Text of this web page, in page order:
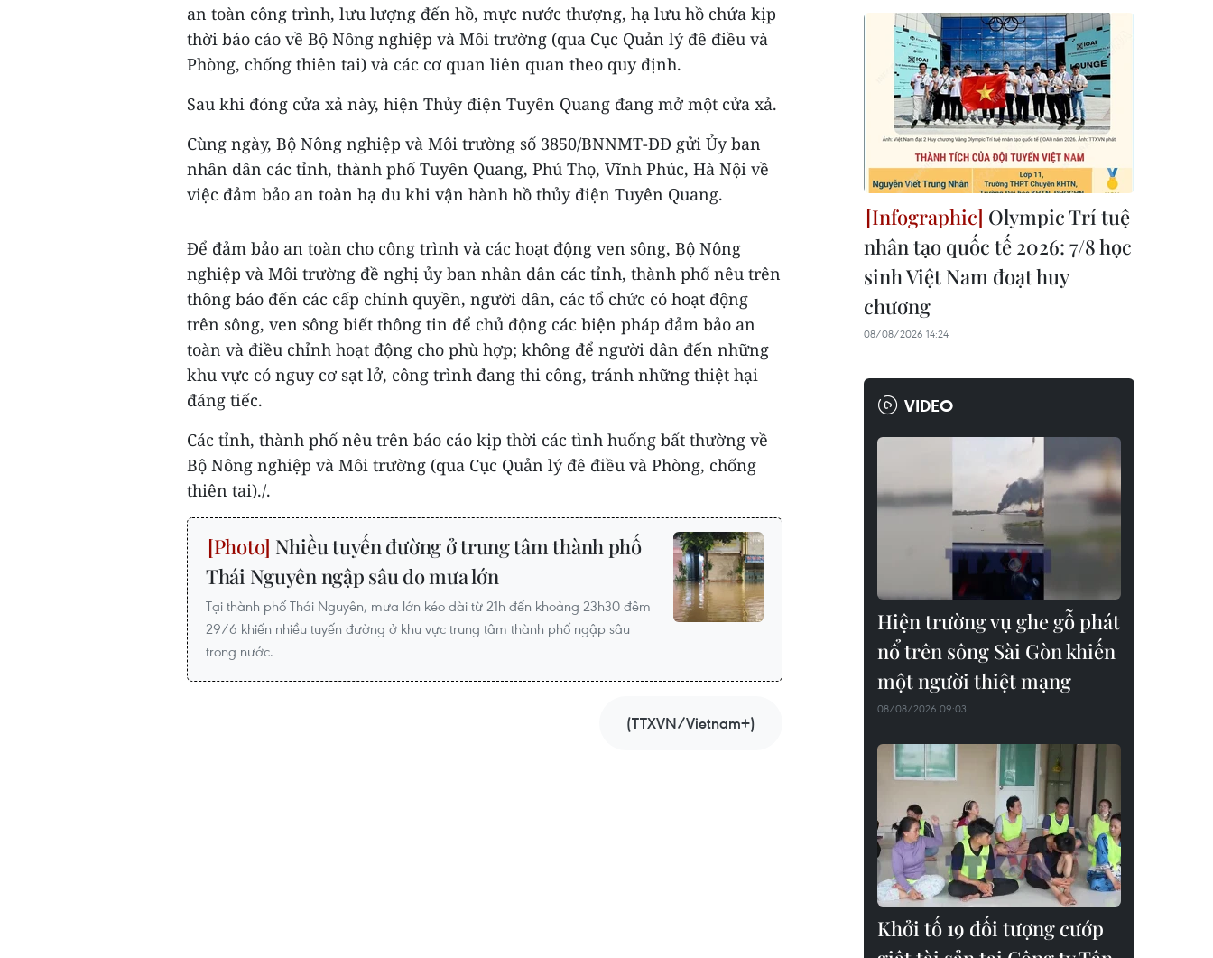
an toàn công trình, lưu lượng đến hồ, mực nước thượng, hạ lưu hồ chứa kịp
thời báo cáo về Bộ Nông nghiệp và Môi trường (qua Cục Quản lý đê điều và
Phòng, chống thiên tai) và các cơ quan liên quan theo quy định.
Sau khi đóng cửa xả này, hiện Thủy điện Tuyên Quang đang mở một cửa xả.
Cùng ngày, Bộ Nông nghiệp và Môi trường số 3850/BNNMT-ĐĐ gửi Ủy ban
nhân dân các tỉnh, thành phố Tuyên Quang, Phú Thọ, Vĩnh Phúc, Hà Nội về
việc đảm bảo an toàn hạ du khi vận hành hồ thủy điện Tuyên Quang.
Để đảm bảo an toàn cho công trình và các hoạt động ven sông, Bộ Nông
nghiệp và Môi trường đề nghị ủy ban nhân dân các tỉnh, thành phố nêu trên
thông báo đến các cấp chính quyền, người dân, các tổ chức có hoạt động
trên sông, ven sông biết thông tin để chủ động các biện pháp đảm bảo an
toàn và điều chỉnh hoạt động cho phù hợp; không để người dân đến những
khu vực có nguy cơ sạt lở, công trình đang thi công, tránh những thiệt hại
đáng tiếc.
Các tỉnh, thành phố nêu trên báo cáo kịp thời các tình huống bất thường về
Bộ Nông nghiệp và Môi trường (qua Cục Quản lý đê điều và Phòng, chống
thiên tai)./.
Nhiều tuyến đường ở trung tâm thành phố
Thái Nguyên ngập sâu do mưa lớn
Tại thành phố Thái Nguyên, mưa lớn kéo dài từ 21h đến khoảng 23h30 đêm
29/6 khiến nhiều tuyến đường ở khu vực trung tâm thành phố ngập sâu
trong nước.
(TTXVN/Vietnam+)
Olympic Trí tuệ
nhân tạo quốc tế 2026: 7/8 học
sinh Việt Nam đoạt huy
chương
08/08/2026 14:24
VIDEO
Hiện trường vụ ghe gỗ phát
nổ trên sông Sài Gòn khiến
một người thiệt mạng
08/08/2026 09:03
Khởi tố 19 đối tượng cướp